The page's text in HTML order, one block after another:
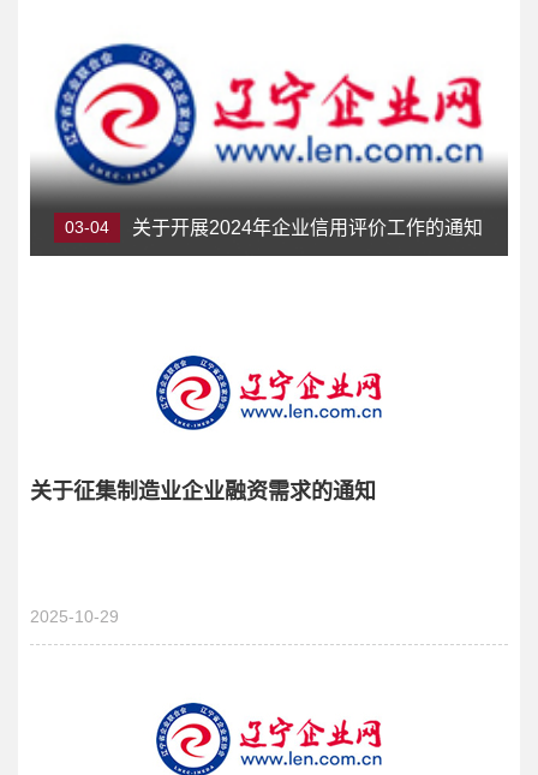
03-04 关于开展2024年企业信用评价工作的通知
关于征集制造业企业融资需求的通知
2025-10-29